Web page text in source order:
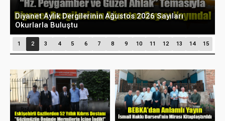
Diyanet Aylık Dergilerinin Ağustos 2026 Sayıları
Okurlarla Buluştu
1 2 3 4 5 6 7 8 9 10 11 12 13 14 15